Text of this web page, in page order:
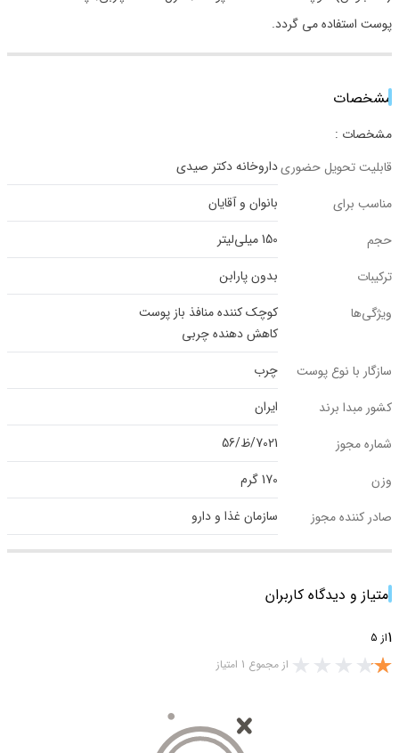
پوست استفاده می گردد.
مشخصات
مشخصات :
قابلیت تحویل حضوریداروخانه دکتر صیدی
مناسب برای
بانوان و آقایان
حجم
150 میلی‌لیتر
ترکیبات
بدون پارابن
ویژگی‌ها
کوچک کننده منافذ باز پوست
کاهش دهنده چربی
سازگار با نوع پوست
چرب
کشور مبدا برند
ایران
شماره مجوز
7021/ظ/56
وزن
170 گرم
صادر کننده مجوز
سازمان غذا و دارو
امتیاز و دیدگاه کاربران
1از 5
از مجموع 1 امتیاز